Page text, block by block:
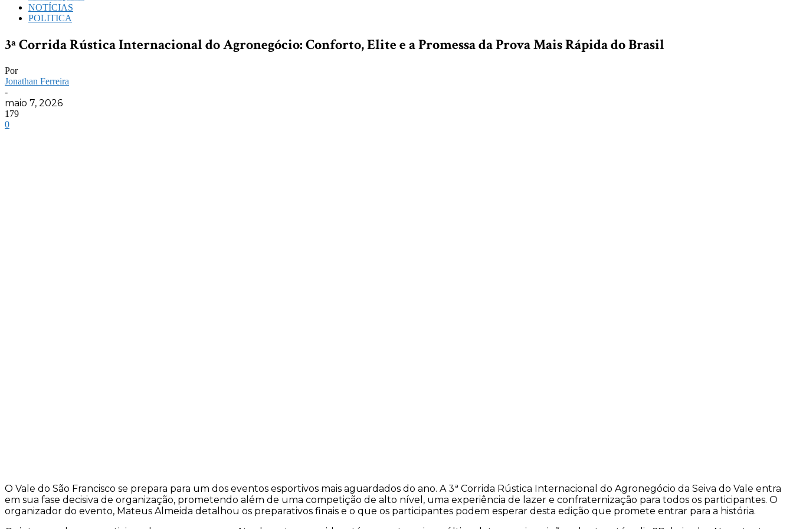
NOTÍCIAS
POLITICA
3ª Corrida Rústica Internacional do Agronegócio: Conforto, Elite e a Promessa da Prova Mais Rápida do Brasil
Por
Jonathan Ferreira
-
maio 7, 2026
179
0
O Vale do São Francisco se prepara para um dos eventos esportivos mais aguardados do ano. A 3ª Corrida Rústica Internacional do Agronegócio da Seiva do Vale entra
em sua fase decisiva de organização, prometendo além de uma competição de alto nível, uma experiência de lazer e confraternização para todos os participantes. O
organizador do evento, Mateus Almeida detalhou os preparativos finais e o que os participantes podem esperar desta edição que promete entrar para a história.